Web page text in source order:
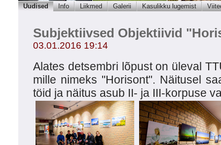
Uudised Info Liikmed Galerii Kasulikku lugemist
Subjektiivsed Objektiivid
03.01.2016 19:14
Alates detsembri lõpust on üleval
mille nimeks "Horisont". Näitusel
töid ja näitus asub II- ja III-korpuse